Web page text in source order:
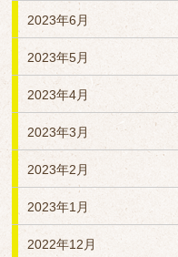
2023年6月
2023年5月
2023年4月
2023年3月
2023年2月
2023年1月
2022年12月